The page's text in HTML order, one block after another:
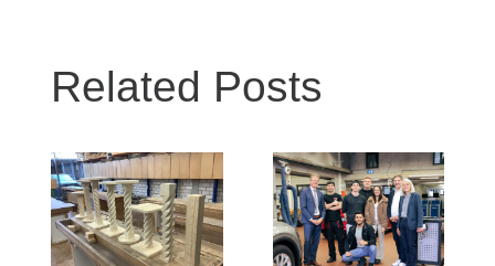
Related Posts